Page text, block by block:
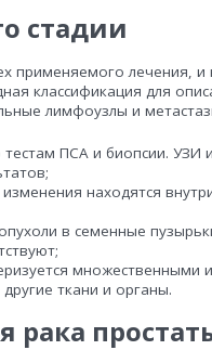
стадии
применяемого лечения,
классификация для
лимфоузлы и
ПСА и биопсии. УЗИ
находятся
в семенные
множественными
ткани и органы.
рака